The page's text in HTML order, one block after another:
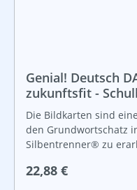
Genial! Deutsch
zukunftsfit -
Österreich:
Die Bildkarten sind
den Grundwortschatz
Silbentrenner® zu
die Hand der Kinder
Regulärer Preis:
22,88 €